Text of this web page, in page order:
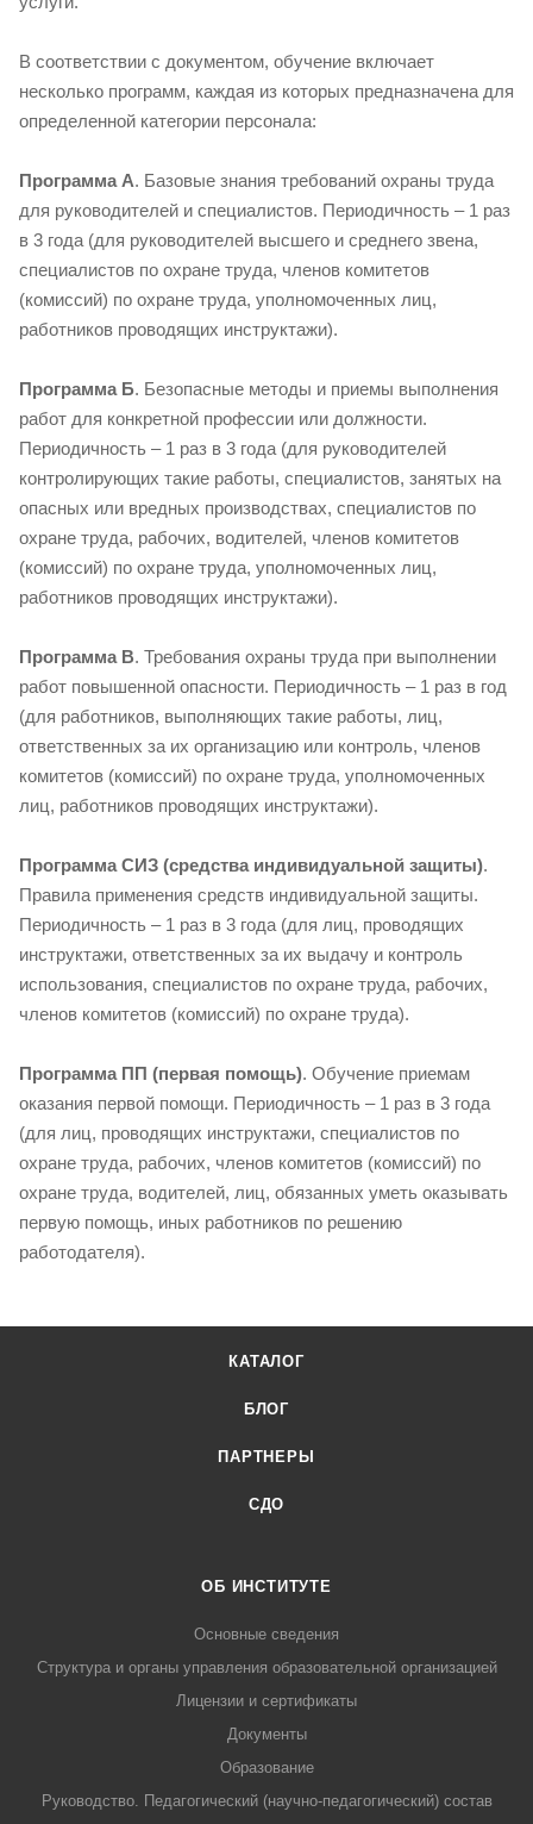
В соответствии с документом, обучение включает
несколько программ, каждая из которых предназначена для
определенной категории персонала:
Программа А. Базовые знания требований охраны труда
для руководителей и специалистов. Периодичность – 1 раз
в 3 года (для руководителей высшего и среднего звена,
специалистов по охране труда, членов комитетов
(комиссий) по охране труда, уполномоченных лиц,
работников проводящих инструктажи).
Программа Б. Безопасные методы и приемы выполнения
работ для конкретной профессии или должности.
Периодичность – 1 раз в 3 года (для руководителей
контролирующих такие работы, специалистов, занятых на
опасных или вредных производствах, специалистов по
охране труда, рабочих, водителей, членов комитетов
(комиссий) по охране труда, уполномоченных лиц,
работников проводящих инструктажи).
Программа В. Требования охраны труда при выполнении
работ повышенной опасности. Периодичность – 1 раз в год
(для работников, выполняющих такие работы, лиц,
ответственных за их организацию или контроль, членов
комитетов (комиссий) по охране труда, уполномоченных
лиц, работников проводящих инструктажи).
Программа СИЗ (средства индивидуальной защиты).
Правила применения средств индивидуальной защиты.
Периодичность – 1 раз в 3 года (для лиц, проводящих
инструктажи, ответственных за их выдачу и контроль
использования, специалистов по охране труда, рабочих,
членов комитетов (комиссий) по охране труда).
Программа ПП (первая помощь). Обучение приемам
оказания первой помощи. Периодичность – 1 раз в 3 года
(для лиц, проводящих инструктажи, специалистов по
охране труда, рабочих, членов комитетов (комиссий) по
охране труда, водителей, лиц, обязанных уметь оказывать
первую помощь, иных работников по решению
работодателя).
КАТАЛОГ
БЛОГ
ПАРТНЕРЫ
СДО
ОБ ИНСТИТУТЕ
Основные сведения
Структура и органы управления образовательной организацией
Лицензии и сертификаты
Документы
Образование
Руководство. Педагогический (научно-педагогический) состав